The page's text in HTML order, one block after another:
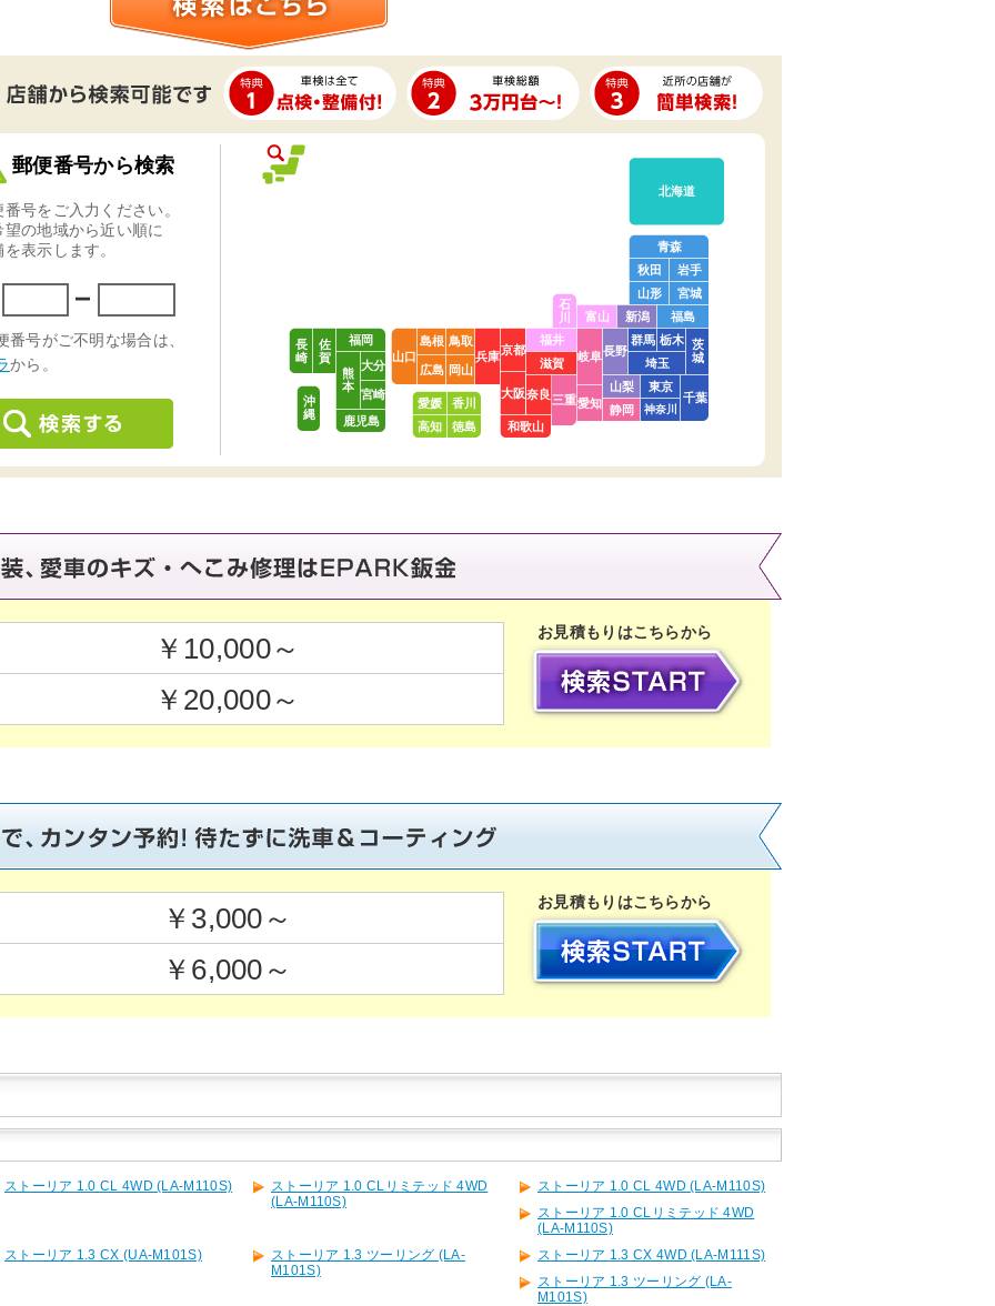
北海道
青森
岩手
宮城
秋田
山形
福島
茨
城
栃木
群馬
埼玉
千葉
東京
神奈川
新潟
山梨
長野
富山
石
川
福井
岐阜
静岡
愛知
三重
滋賀
京都
大阪
兵庫
奈良
和歌山
鳥取
岡山
島根
広島
山口
徳島
香川
愛媛
高知
福岡
佐
賀
長
崎
熊
本
大分
宮崎
鹿児島
沖
縄
￥10,000～
￥20,000～
お見積もりはこちらから
￥3,000～
￥6,000～
お見積もりはこちらから
ストーリア 1.0 CL 4WD (LA-M110S)
ストーリア 1.0 CLリミテッド 4WD
(LA-M110S)
ストーリア 1.0 CL 4WD (LA-M110S)
ストーリア 1.0 CLリミテッド 4WD
(LA-M110S)
ストーリア 1.3 CX (UA-M101S)
ストーリア 1.3 ツーリング (LA-
M101S)
ストーリア 1.3 CX 4WD (LA-M111S)
ストーリア 1.3 ツーリング (LA-
M101S)